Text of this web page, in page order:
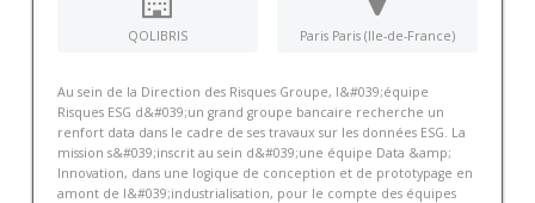
QOLIBRIS Paris Paris (Ile-de-France)
Au sein de la Direction des Risques Groupe, l&#039;équipe
Risques ESG d&#039;un grand groupe bancaire recherche un
renfort data dans le cadre de ses travaux sur les données ESG. La
mission s&#039;inscrit au sein d&#039;une équipe Data &amp;
Innovation, dans une logique de conception et de prototypage en
amont de l&#039;industrialisation, pour le compte des équipes